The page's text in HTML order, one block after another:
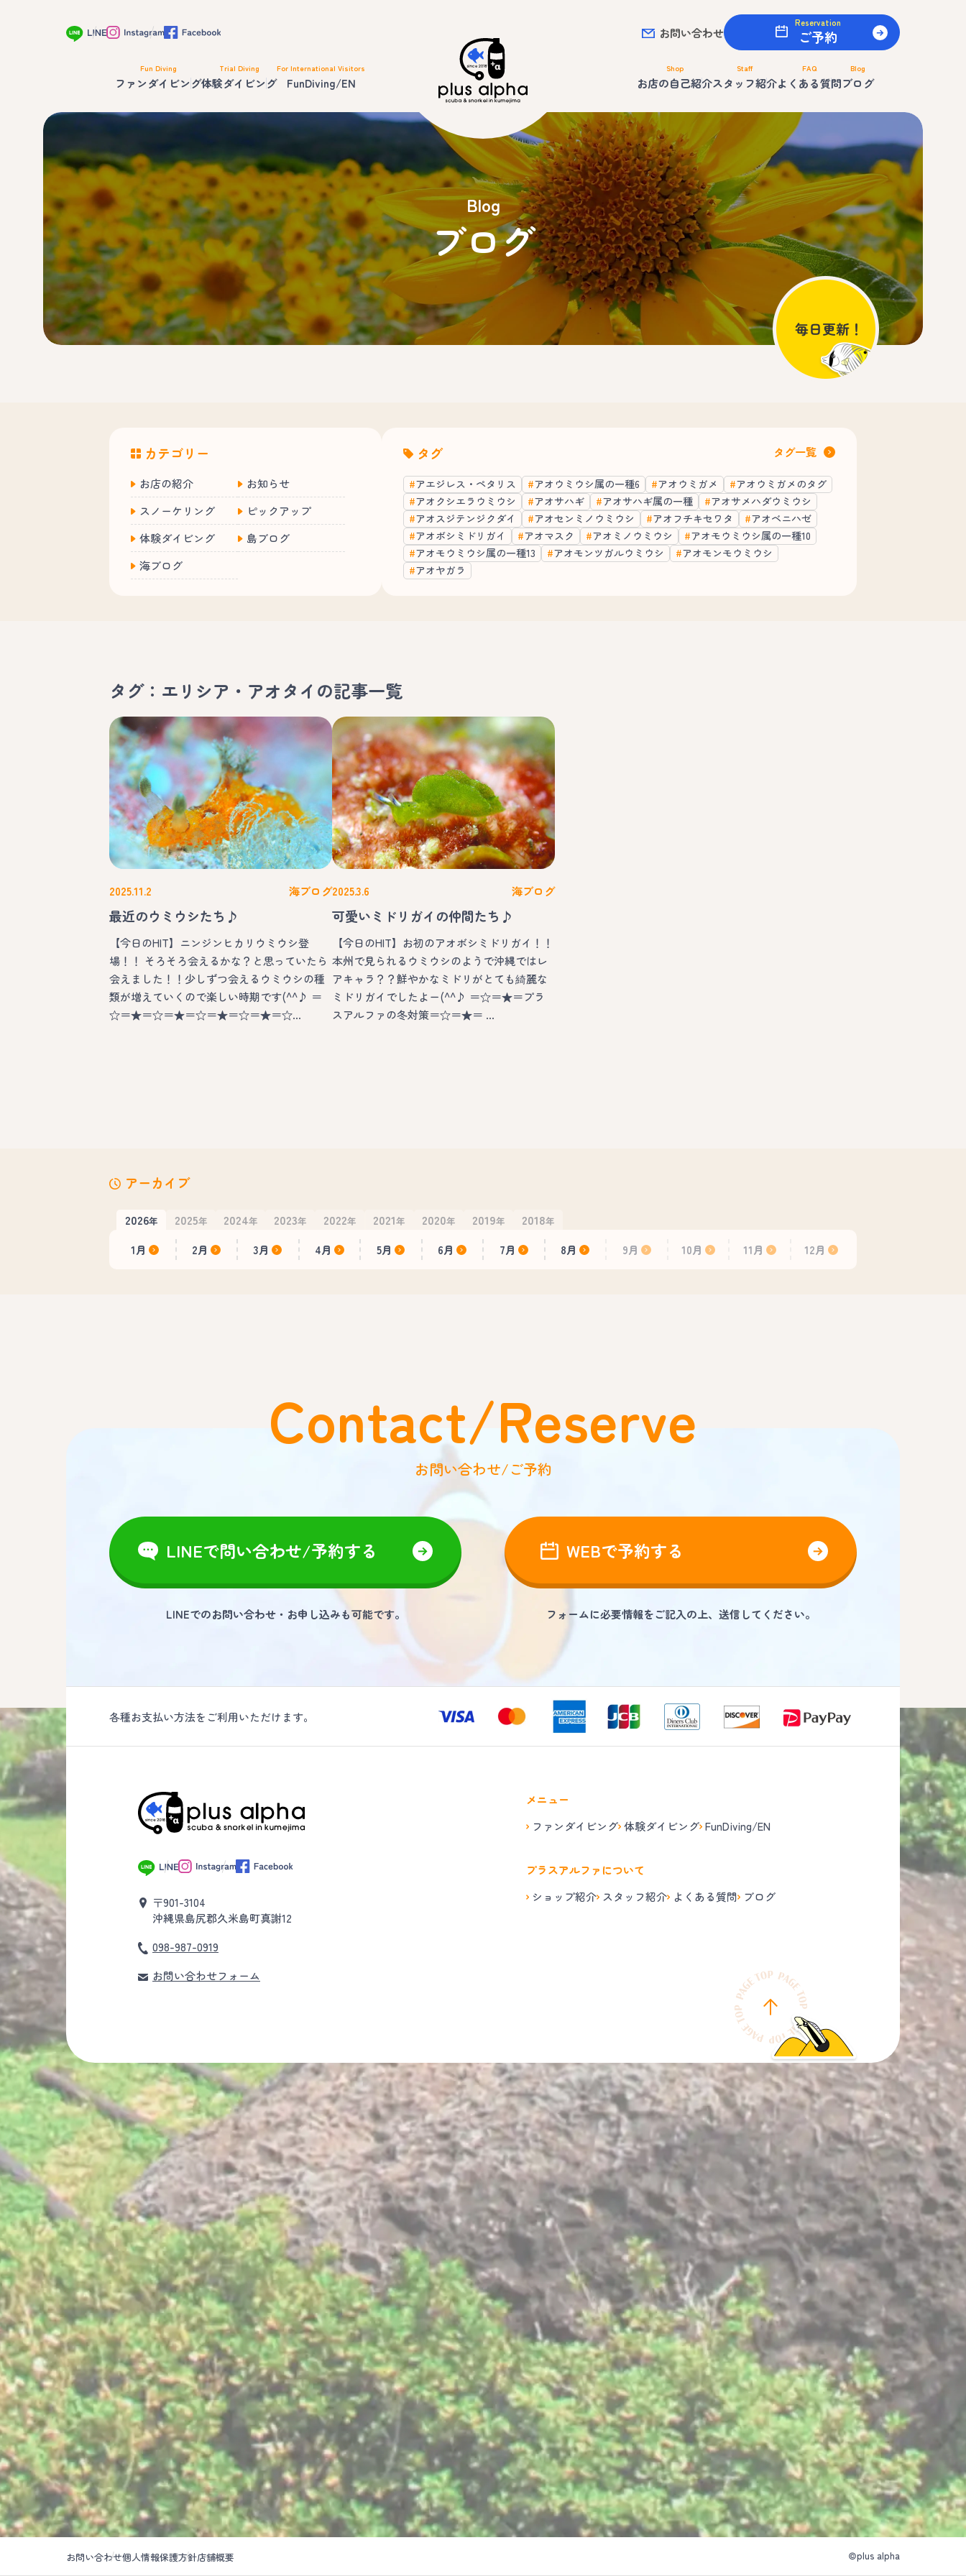
お問い合わせ
Reservation
ご予約
Fun Diving
ファンダイビング
Trial Diving
体験ダイビング
For International Visitors
FunDiving/EN
Shop
お店の自己紹介
Staff
スタッフ紹介
FAQ
よくある質問
Blog
ブログ
Blog
ブログ
カテゴリー
お店の紹介
お知らせ
スノーケリング
ピックアップ
体験ダイビング
島ブログ
海ブログ
タグ タグ一覧
アエジレス・ペタリス アオウミウシ属の一種6 アオウミガメ
アオウミガメのタグ
アオクシエラウミウシ
アオサハギ アオサハギ属の一種
アオサメハダウミウシ
アオスジテンジクダイ
アオセンミノウミウシ アオフチキセワタ
アオベニハゼ
アオボシミドリガイ
アオマスク アオミノウミウシ
アオモウミウシ属の一種10
アオモウミウシ属の一種13
アオモンツガルウミウシ
アオモンモウミウシ
アオヤガラ
タグ：エリシア・アオタイ の記事一覧
2025.11.2 海ブログ
最近のウミウシたち♪
【今日のHIT】ニンジンヒカリウミウシ登
場！！ そろそろ会えるかな？と思っていたら
会えました！！少しずつ会えるウミウシの種
類が増えていくので楽しい時期です(^^♪ ＝
☆＝★＝☆＝★＝☆＝★＝☆＝★＝☆…
2025.3.6 海ブログ
可愛いミドリガイの仲間たち♪
【今日のHIT】お初のアオボシミドリガイ！！
本州で見られるウミウシのようで沖縄ではレ
アキャラ？？鮮やかなミドリがとても綺麗な
ミドリガイでしたよー(^^♪ ＝☆＝★＝プラ
スアルファの冬対策＝☆＝★＝ …
アーカイブ
2026年 2025年 2024年 2023年 2022年 2021年 2020年 2019年 2018年
1月 2月 3月 4月 5月 6月 7月 8月 9月 10月 11月 12月
Contact/Reserve
お問い合わせ/ご予約
LINEで問い合わせ/予約する
LINEでのお問い合わせ・お申し込みも可能です。
WEBで予約する
フォームに必要情報をご記入の上、送信してください。
各種お支払い方法をご利用いただけます。
〒901-3104
沖縄県島尻郡久米島町真謝12
098-987-0919
お問い合わせフォーム
メニュー
ファンダイビング 体験ダイビング FunDiving/EN
プラスアルファについて
ショップ紹介 スタッフ紹介 よくある質問 ブログ
お問い合わせ個人情報保護方針店舗概要 ©plus alpha